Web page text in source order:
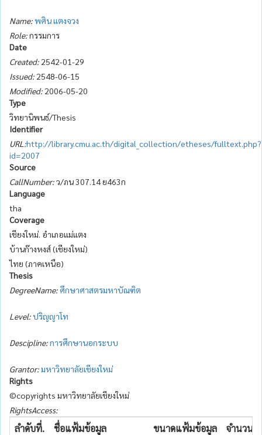
Name:พศิน แตงจวง
Role:กรรมการ
Date
Created: 2542-01-29
Issued: 2548-06-15
Modified: 2006-05-20
Type
วิทยานิพนธ์/Thesis
Identifier
URL:http://library.cmu.ac.th/digital_collection/etheses/fulltext.php?
id=2007
Source
CallNumber:ว/ภน 307.14 ย463ก
Language
tha
Coverage
เชียงใหม่. อำเภอแม่แตง
บ้านก๊างหงส์ (เชียงใหม่)
ไทย (ภาคเหนือ)
Thesis
DegreeName: ศึกษาศาสตรมหาบัณฑิต
Level:ปริญญาโท
Descipline:การศึกษานอกระบบ
Grantor:มหาวิทยาลัยเชียงใหม่
Rights
©copyrights มหาวิทยาลัยเชียงใหม่
RightsAccess:
ลำดับที่. ชื่อแฟ้มข้อมูล ขนาดแฟ้มข้อมูล
จำนวนเ